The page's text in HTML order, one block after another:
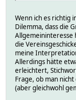
Wenn ich es richtig
Dilemma, dass die
Allgemeininteresse
die
meine
Allerdings hätte
erleichtert,
Frage, ob man
(aber gleichwohl